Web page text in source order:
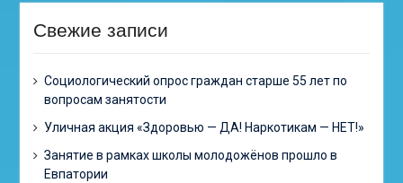
Свежие записи
Cоциологический опрос граждан старше 55 лет по
вопросам занятости
Уличная акция «Здоровью — ДА! Наркотикам — НЕТ!»
Занятие в рамках школы молодожёнов прошло в
Евпатории